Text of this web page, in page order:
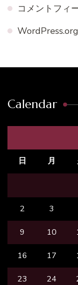
コメントフィ
WordPress.org
Calendar
日 月
2 3
9 10
16 17
23 24